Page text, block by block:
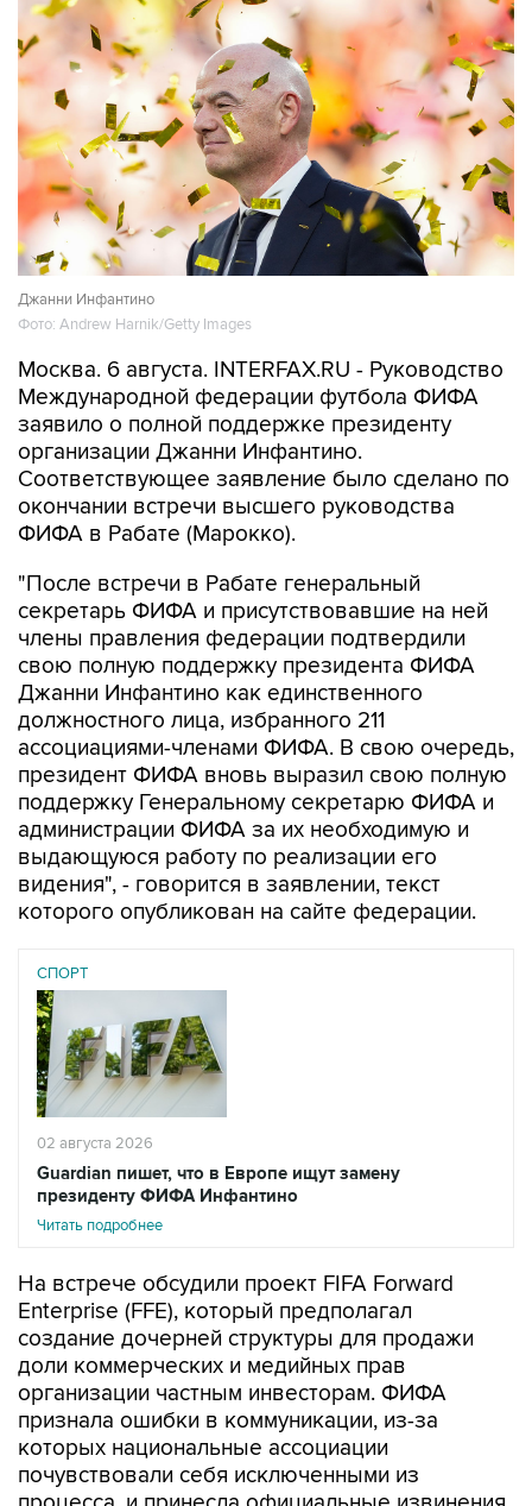
Джанни Инфантино
Фото: Andrew Harnik/Getty Images
Москва. 6 августа. INTERFAX.RU - Руководство
Международной федерации футбола ФИФА
заявило о полной поддержке президенту
организации Джанни Инфантино.
Соответствующее заявление было сделано по
окончании встречи высшего руководства
ФИФА в Рабате (Марокко).
"После встречи в Рабате генеральный
секретарь ФИФА и присутствовавшие на ней
члены правления федерации подтвердили
свою полную поддержку президента ФИФА
Джанни Инфантино как единственного
должностного лица, избранного 211
ассоциациями-членами ФИФА. В свою очередь,
президент ФИФА вновь выразил свою полную
поддержку Генеральному секретарю ФИФА и
администрации ФИФА за их необходимую и
выдающуюся работу по реализации его
видения", - говорится в заявлении, текст
которого опубликован на сайте федерации.
СПОРТ
02 августа 2026
Guardian пишет, что в Европе ищут замену
президенту ФИФА Инфантино
Читать подробнее
На встрече обсудили проект FIFA Forward
Enterprise (FFE), который предполагал
создание дочерней структуры для продажи
доли коммерческих и медийных прав
организации частным инвесторам. ФИФА
признала ошибки в коммуникации, из-за
которых национальные ассоциации
почувствовали себя исключенными из